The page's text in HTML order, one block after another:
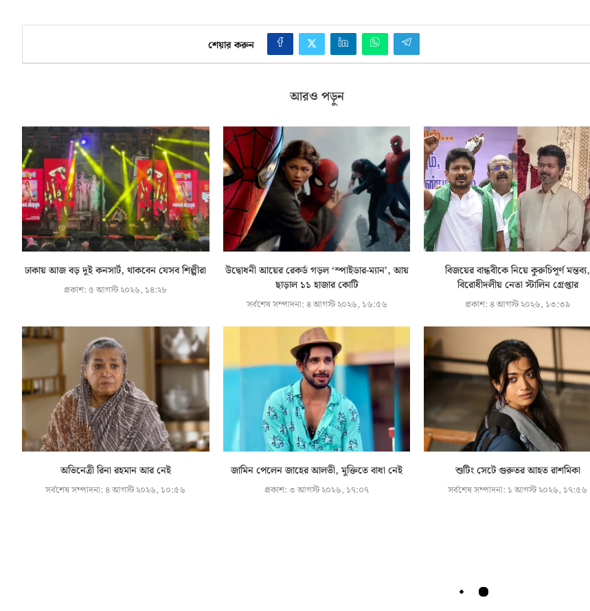
শেয়ার করুন
আরও পড়ুন
ঢাকায় আজ বড় দুই কনসার্ট, থাকবেন যেসব শিল্পীরা
প্রকাশ: ৫ আগস্ট ২০২৬, ১৪:২৮
উদ্বোধনী আয়ের রেকর্ড গড়ল ‘স্পাইডার-ম্যান’, আয়
ছাড়াল ১১ হাজার কোটি
সর্বশেষ সম্পাদনা: ৪ আগস্ট ২০২৬, ১৬:৫৬
বিজয়ের বান্ধবীকে নিয়ে কুরুচিপূর্ণ মন্তব্য,
বিরোধীদলীয় নেতা স্টালিন গ্রেপ্তার
প্রকাশ: ৪ আগস্ট ২০২৬, ১৩:৩৯
অভিনেত্রী রিনা রহমান আর নেই
সর্বশেষ সম্পাদনা: ৪ আগস্ট ২০২৬, ১০:৫৬
জামিন পেলেন জাহের আলভী, মুক্তিতে বাধা নেই
প্রকাশ:৩ আগস্ট ২০২৬, ১৭:০৭
শুটিং সেটে গুরুতর আহত রাশমিকা
সর্বশেষ সম্পাদনা: ১ আগস্ট ২০২৬, ১৭:৫৬